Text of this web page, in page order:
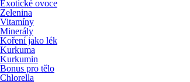
Exotické ovoce
Zelenina
Vitamíny
Minerály
Koření jako lék
Kurkuma
Kurkumin
Bonus pro tělo
Chlorella